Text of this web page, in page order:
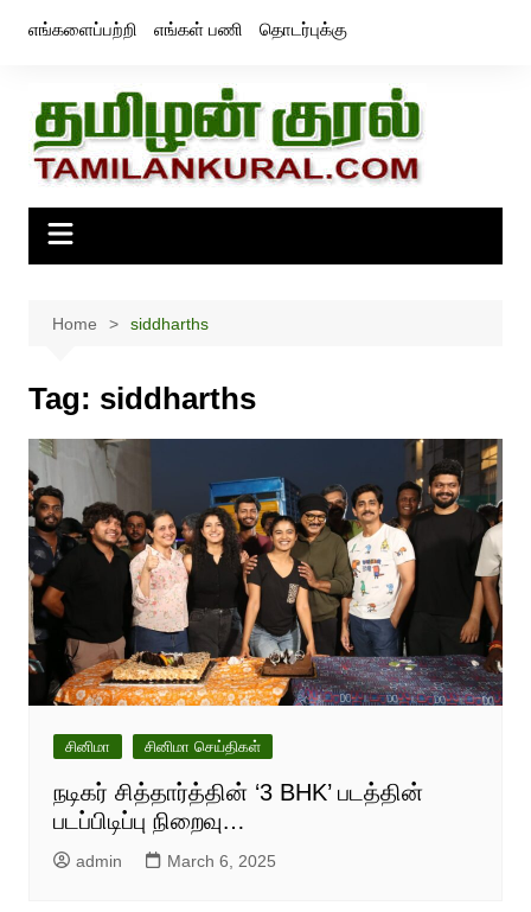
எங்களைப்பற்றி எங்கள் பணி தொடர்புக்கு
Home siddharths
Tag: siddharths
சினிமா சினிமா செய்திகள்
நடிகர் சித்தார்த்தின் ‘3 BHK’ படத்தின்
படப்பிடிப்பு நிறைவு…
admin March 6, 2025